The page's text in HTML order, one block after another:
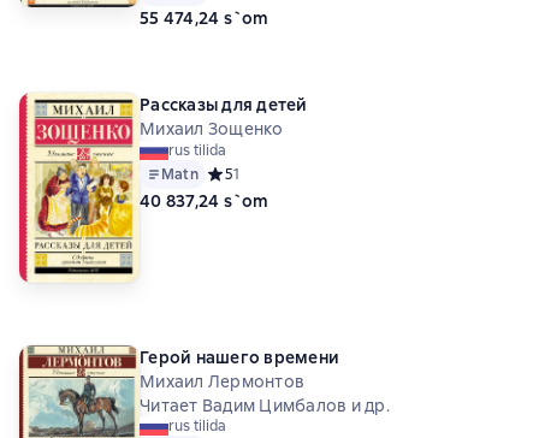
55 474,24 s`om
Рассказы для детей
Михаил Зощенко
rus tilida
Matn Средний рейтинг 5 на основе 1 оценок
51
40 837,24 s`om
Герой нашего времени
Михаил Лермонтов
Читает Вадим Цимбалов и др.
rus tilida